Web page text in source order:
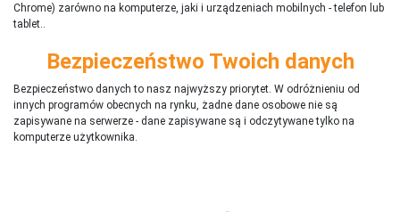
Chrome) zarówno na komputerze, jaki i urządzeniach mobilnych - telefon lub
tablet..
Bezpieczeństwo Twoich danych
Bezpieczeństwo danych to nasz najwyższy priorytet. W odróżnieniu od
innych programów obecnych na rynku, żadne dane osobowe nie są
zapisywane na serwerze - dane zapisywane są i odczytywane tylko na
komputerze użytkownika.